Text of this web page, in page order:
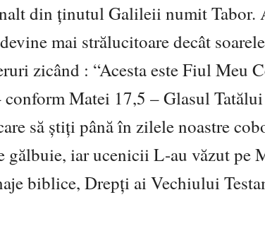
din ținutul Galileii numit Tabor.
mai strălucitoare decât
zicând : “Acesta este Fiul Meu
Matei 17,5 – Glasul
să ştiți până în zilele noastre
gălbuie, iar ucenicii L-au văzut pe
biblice, Drepți ai Vechiului